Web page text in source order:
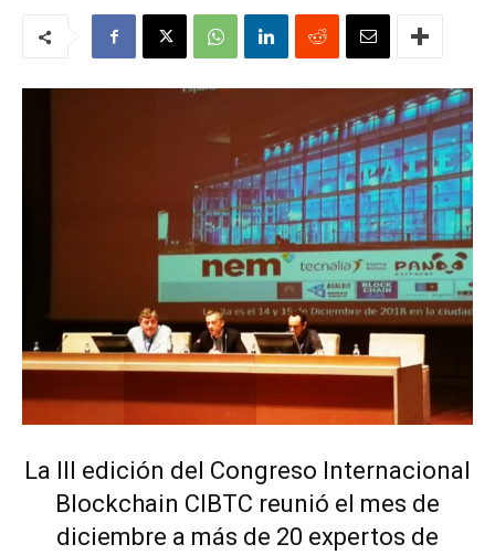
La III edición del Congreso Internacional
Blockchain CIBTC reunió el mes de
diciembre a más de 20 expertos de